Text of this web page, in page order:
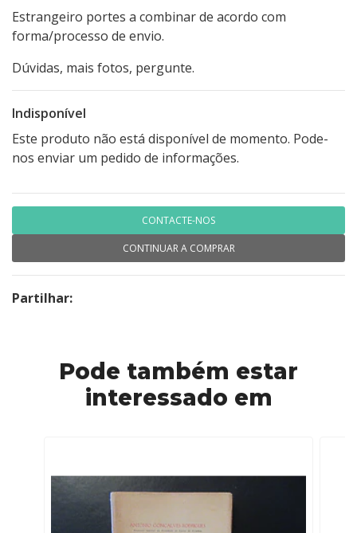
Estrangeiro portes a combinar de acordo com
forma/processo de envio.
Dúvidas, mais fotos, pergunte.
Indisponível
Este produto não está disponível de momento. Pode-
nos enviar um pedido de informações.
CONTACTE-NOS
CONTINUAR A COMPRAR
Partilhar:
Pode também estar
interessado em